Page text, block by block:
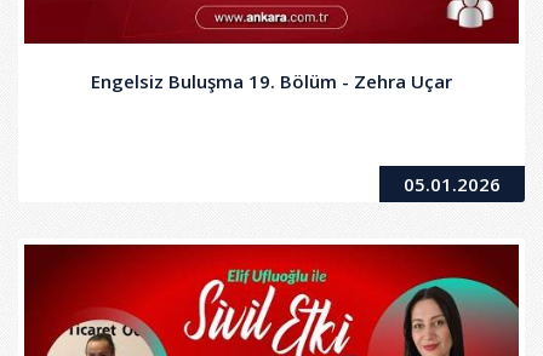
Engelsiz Buluşma 19. Bölüm - Zehra Uçar
05.01.2026